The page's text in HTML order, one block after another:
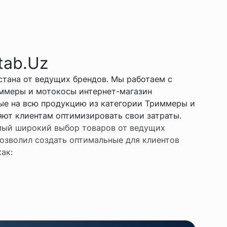
от ведущих брендов. Мы работаем с
и мотокосы интернет-магазин
на всю продукцию из категории Триммеры и
клиентам оптимизировать свои затраты.
широкий выбор товаров от ведущих
создать оптимальные для клиентов